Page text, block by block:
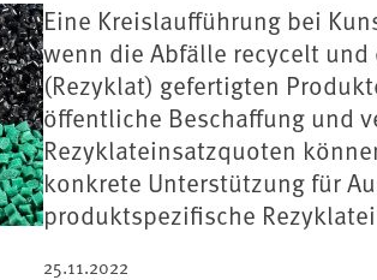
Eine Kreislaufführung bei
wenn die Abfälle recycelt
(Rezyklat) gefertigten
öffentliche Beschaffung und
Rezyklateinsatzquoten
konkrete Unterstützung für
produktspezifische
25.11.2022